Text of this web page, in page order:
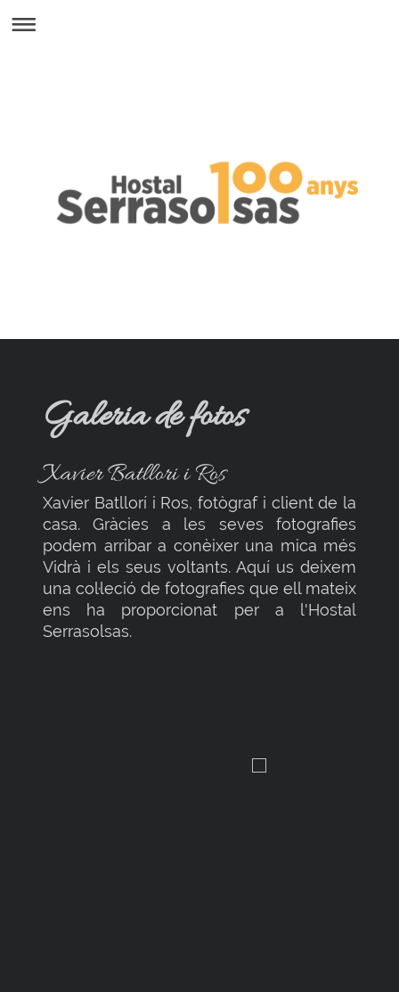
Galeria de fotos
Xavier Batllori i Ros
Xavier Batllorí i Ros, fotògraf i client de la
casa. Gràcies a les seves fotografies
podem arribar a conèixer una mica més
Vidrà i els seus voltants. Aquí us deixem
una col·leció de fotografies que ell mateix
ens ha proporcionat per a l'Hostal
Serrasolsas.